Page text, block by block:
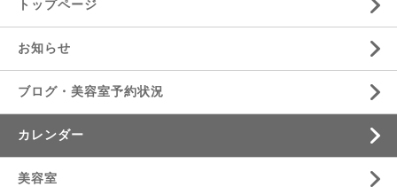
トップページ
お知らせ
ブログ・美容室予約状況
カレンダー
美容室